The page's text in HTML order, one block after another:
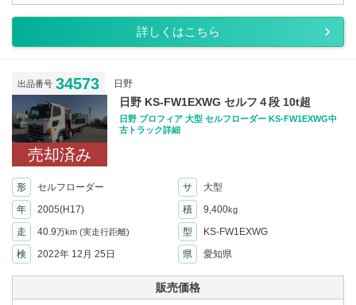
詳しくはこちら
出品番号 34573 日野
売却済み
日野 KS-FW1EXWG セルフ４段 10t超
日野 プロフィア 大型 セルフローダー KS-FW1EXWG中
古トラック詳細
形 セルフローダー サ
大型
年
2005(H17) 積 9,400kg
走 40.9万km (実走行距離) 型
KS-FW1EXWG
検
2022年 12月 25日 県 愛知県
販売価格